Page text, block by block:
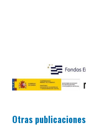
Otras publicaciones